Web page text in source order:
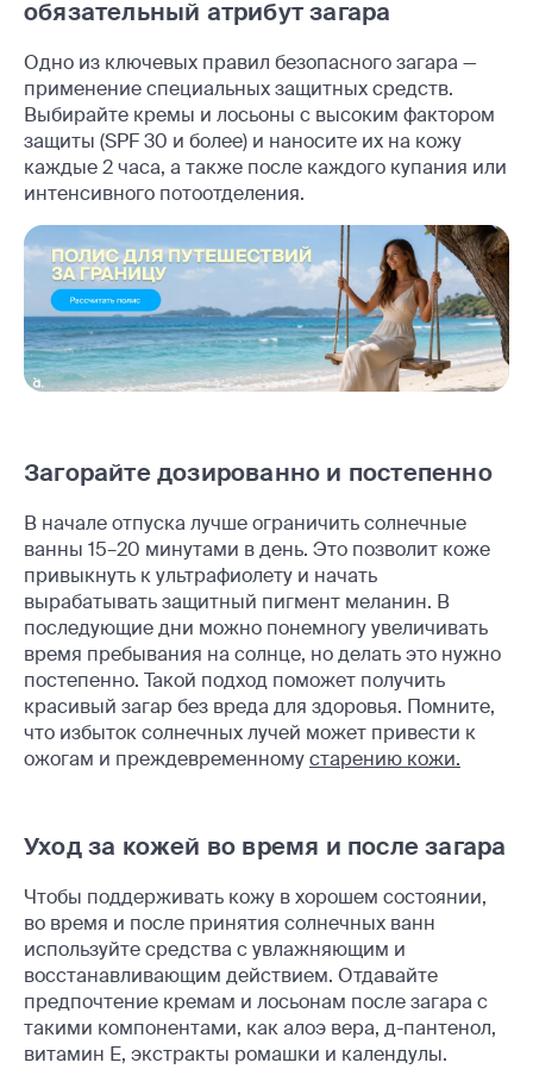
обязательный атрибут загара
Одно из ключевых правил безопасного загара —
применение специальных защитных средств.
Выбирайте кремы и лосьоны с высоким фактором
защиты (SPF 30 и более) и наносите их на кожу
каждые 2 часа, а также после каждого купания или
интенсивного потоотделения.
Загорайте дозированно и постепенно
В начале отпуска лучше ограничить солнечные
ванны 15–20 минутами в день. Это позволит коже
привыкнуть к ультрафиолету и начать
вырабатывать защитный пигмент меланин. В
последующие дни можно понемногу увеличивать
время пребывания на солнце, но делать это нужно
постепенно. Такой подход поможет получить
красивый загар без вреда для здоровья. Помните,
что избыток солнечных лучей может привести к
ожогам и преждевременномустарению кожи.
Уход за кожей во время и после загара
Чтобы поддерживать кожу в хорошем состоянии,
во время и после принятия солнечных ванн
используйте средства с увлажняющим и
восстанавливающим действием. Отдавайте
предпочтение кремам и лосьонам после загара с
такими компонентами, как алоэ вера, д-пантенол,
витамин Е, экстракты ромашки и календулы.